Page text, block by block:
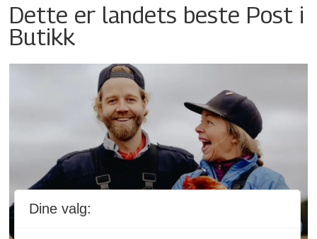
Dette er landets beste Post i
Butikk
Dine valg: